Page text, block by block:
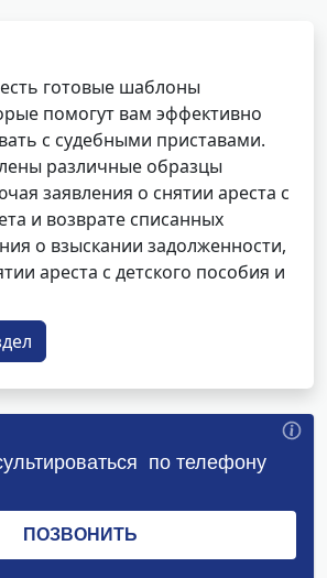
готовые шаблоны
помогут вам эффективно
с судебными приставами.
различные образцы
заявления о снятии ареста с
и возврате списанных
о взыскании задолженности,
ареста с детского пособия и